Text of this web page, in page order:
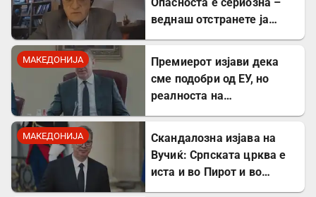
веднаш отстранете ја
западнонилска треска!
МАКЕДОНИЈА
Премиерот изјави дека
сме подобри од ЕУ, но
реалноста на
МАКЕДОНИЈА
Скандалозна изјава на
Вучиќ: Српската црква е
иста и во Пирот и во